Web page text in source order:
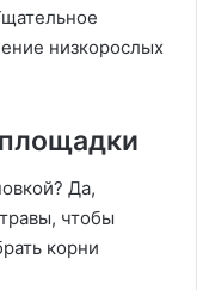
низкорослых
Да,
чтобы
корни